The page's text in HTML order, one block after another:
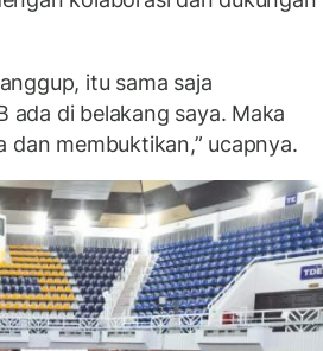
itu sama saja
ada di belakang saya. Maka
dan membuktikan,” ucapnya.